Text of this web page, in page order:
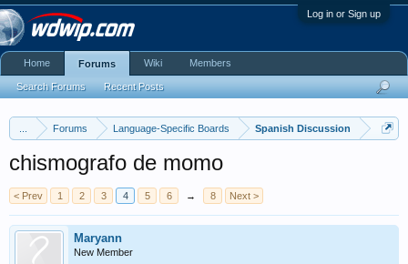
Log in or Sign up
Forums Language-Specific Boards Spanish Discussion
chismografo de momo
< Prev 1 2 3 4 5 6 → 8 Next >
Maryann
New Member
Home Forums
Search Forums Recent Posts
Wiki Members